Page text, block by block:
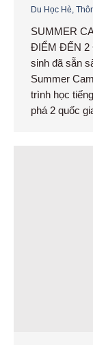
Du Học Hè
SUMMER
ĐIỂM ĐẾN 2
sinh đã sẵn
Summer
trình học
phá 2 quốc